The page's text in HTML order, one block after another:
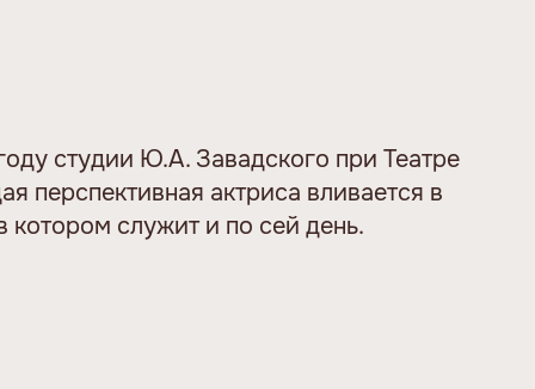
студии Ю.А. Завадского при Театре
перспективная актриса вливается в
котором служит и по сей день.